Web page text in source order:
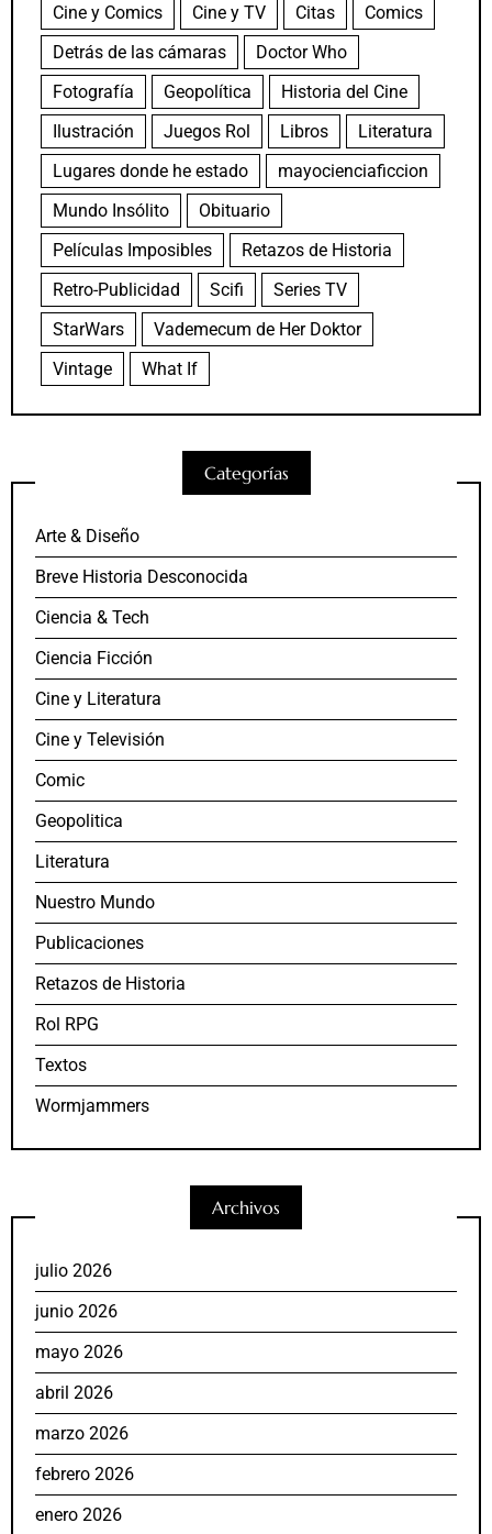
Cine y Comics
Cine y TV Citas
Comics
Detrás de las cámaras
Doctor Who
Fotografía
Geopolítica
Historia del Cine
Ilustración
Juegos Rol Libros
Literatura
Lugares donde he estado
mayocienciaficcion
Mundo Insólito
Obituario
Películas Imposibles
Retazos de Historia
Retro-Publicidad
Scifi
Series TV
StarWars
Vademecum de Her Doktor
Vintage
What If
Categorías
Arte & Diseño
Breve Historia Desconocida
Ciencia & Tech
Ciencia Ficción
Cine y Literatura
Cine y Televisión
Comic
Geopolitica
Literatura
Nuestro Mundo
Publicaciones
Retazos de Historia
Rol RPG
Textos
Wormjammers
Archivos
julio 2026
junio 2026
mayo 2026
abril 2026
marzo 2026
febrero 2026
enero 2026